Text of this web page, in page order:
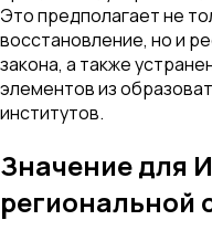
Это предполагает не
восстановление, но и
закона, а также
элементов из
институтов.
Значение для
региональной